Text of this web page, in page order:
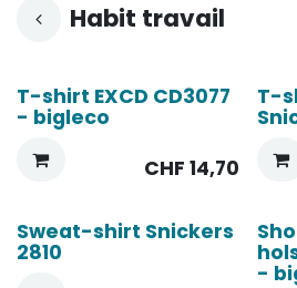
Habit travail
T-shirt EXCD CD3077
- bigleco
CHF 14,70
T-
Sweat-shirt Snickers
2810
-